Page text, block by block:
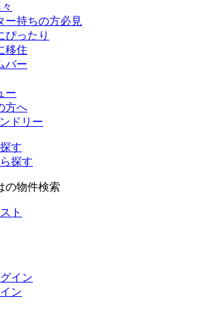
ー持ちの方必見
ぴったり
移住
バー
ー
方へ
ドリー
す
探す
の物件検索
ト
イン
ン